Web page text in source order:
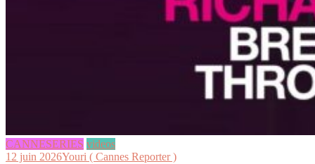
CANNESERIES videos
12 juin 2026Youri ( Cannes Reporter )